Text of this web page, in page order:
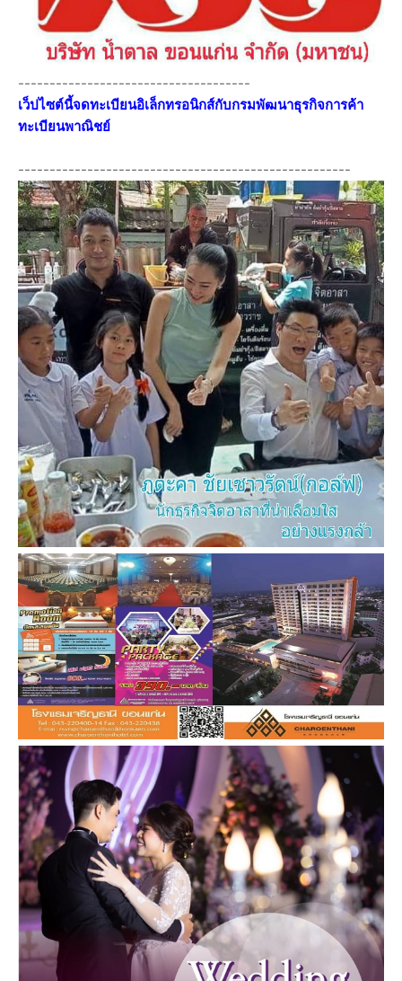
-------------------------------------
เว็ปไซต์นี้จดทะเบียนอิเล็กทรอนิกส์กับกรมพัฒนาธุรกิจการค้า
ทะเบียนพาณิชย์
-----------------------------------------------------